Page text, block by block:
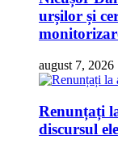
urșilor și
august 7, 2026
Renunțați
discursul